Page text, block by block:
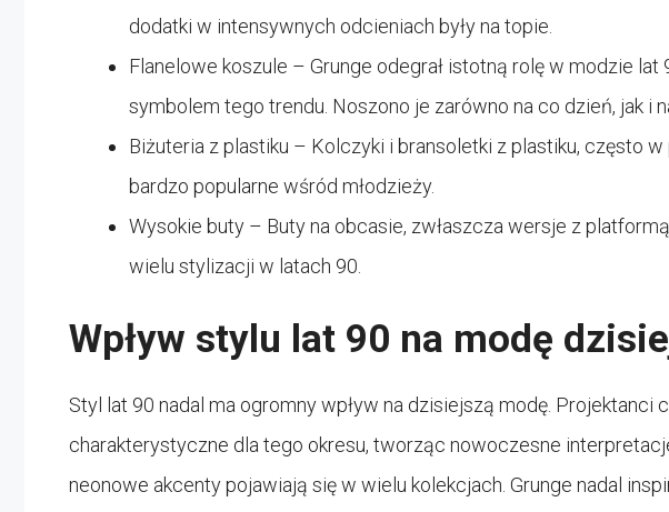
dodatki w intensywnych odcieniach były na topie.
Flanelowe koszule – Grunge odegrał istotną rolę w modzie lat
symbolem tego trendu. Noszono je zarówno na co dzień, jak i
Biżuteria z plastiku – Kolczyki i bransoletki z plastiku, często
bardzo popularne wśród młodzieży.
Wysokie buty – Buty na obcasie, zwłaszcza wersje z
wielu stylizacji w latach 90.
Wpływ stylu lat 90 na modę
Styl lat 90 nadal ma ogromny wpływ na dzisiejszą modę. Projektanci
charakterystyczne dla tego okresu, tworząc nowoczesne
neonowe akcenty pojawiają się w wielu kolekcjach. Grunge nadal